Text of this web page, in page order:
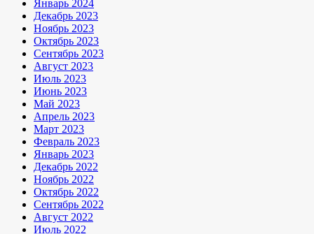
Январь 2024
Декабрь 2023
Ноябрь 2023
Октябрь 2023
Сентябрь 2023
Август 2023
Июль 2023
Июнь 2023
Май 2023
Апрель 2023
Март 2023
Февраль 2023
Январь 2023
Декабрь 2022
Ноябрь 2022
Октябрь 2022
Сентябрь 2022
Август 2022
Июль 2022